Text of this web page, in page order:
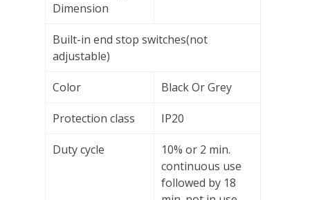
Dimension
Built-in end stop switches(not
adjustable)
Color Black Or Grey
Protection class IP20
Duty cycle
10% or 2 min.
continuous use
followed by 18